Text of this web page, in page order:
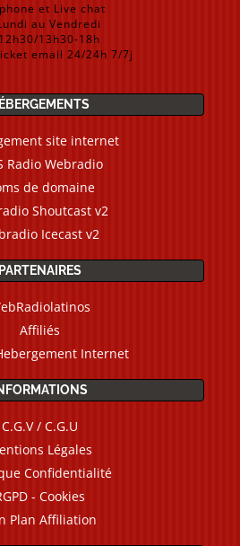
et Live chat
au Vendredi
13h30-18h
email 24/24h 7/7j
site internet
Radio Webradio
de domaine
Shoutcast v2
Icecast v2
PARTENAIRES
Affiliés
Internet
C.G.V / C.G.U
Légales
Confidentialité
- Cookies
Plan Affiliation